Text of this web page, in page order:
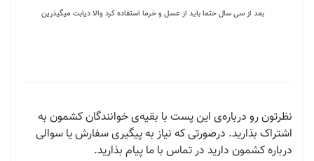
بعد از سی سال حتما باید از عسل و خرما استفاده کرد والا دیابت میگیذرین
نظرتون رو درباره‌ی این پست با بقیه‌ی خوانندگان کشمون به
اشتراک بذارید. درصورتی که نیاز به پیگیری سفارش یا سوالی
درباره کشمون دارید در تماس با ما پیام بذارید.